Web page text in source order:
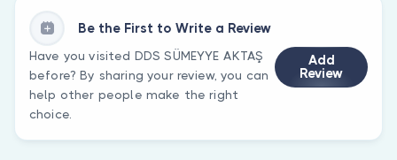
Be the First to Write a Review
Have you visited DDS SÜMEYYE AKTAŞ
before? By sharing your review, you can
help other people make the right
choice.
Add
Review